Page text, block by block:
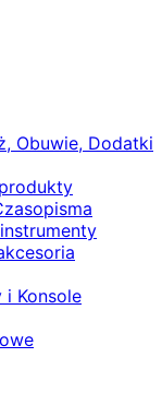
Obuwie, Dodatki
i Konsole